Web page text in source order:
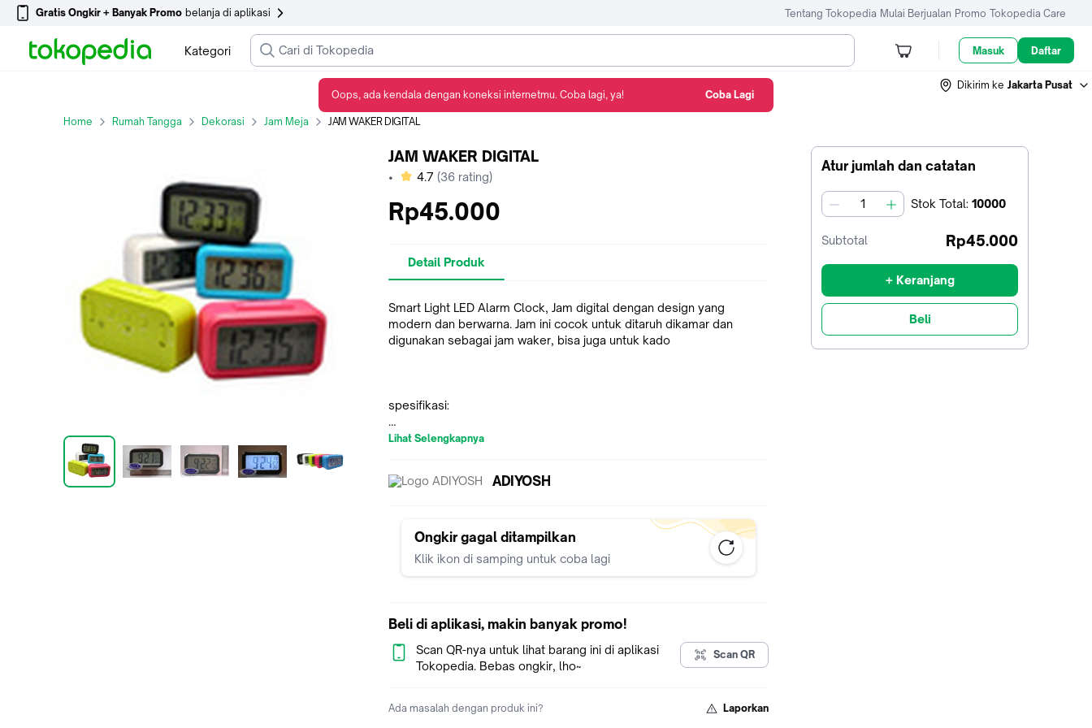
Gratis Ongkir + Banyak Promo belanja di aplikasi Tentang Tokopedia Mulai Berjualan Promo Tokopedia Care
Kategori Masuk Daftar
Dikirim ke Jakarta Pusat
Home Rumah Tangga Dekorasi Jam Meja JAM WAKER DIGITAL
Atur jumlah dan catatan
jumlah Stok Total: 10000
Subtotal Rp45.000
+ Keranjang
Beli
JAM WAKER DIGITAL
• bintang
4.7 (36 rating)
Rp45.000
Detail Produk
Smart Light LED Alarm Clock, Jam digital dengan design yang
modern dan berwarna. Jam ini cocok untuk ditaruh dikamar dan
digunakan sebagai jam waker, bisa juga untuk kado
spesifikasi:
-Design jam yang menarik untuk ditaruh dikamar
-format jam 12/24
-dilengkapi dengan bulan dan tanggal
-sensor cahaya yang bisa di setting (dalam keadaan gelap otomatis
akan menyalakan lampu latar)
Lihat Selengkapnya
ADIYOSH
Ongkir gagal ditampilkan
Klik ikon di samping untuk coba lagi
Beli di aplikasi, makin banyak promo!
Scan QR-nya untuk lihat barang ini di aplikasi
Tokopedia. Bebas ongkir, lho~
Scan QR
Ada masalah dengan produk ini? Laporkan
Oops, ada kendala dengan koneksi internetmu. Coba lagi, ya! Coba Lagi